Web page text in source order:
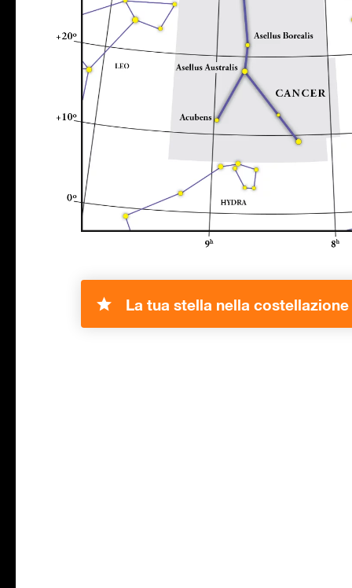
La tua stella nella costellazione